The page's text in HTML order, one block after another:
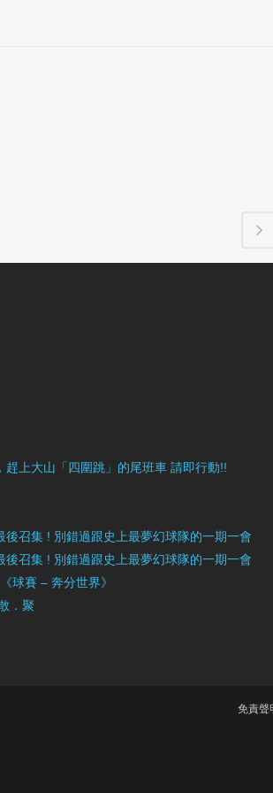
上大山「四圍跳」的尾班車 請即行動!!
召集 ! 別錯過跟史上最夢幻球隊的一期一會
召集 ! 別錯過跟史上最夢幻球隊的一期一會
球賽 – 奔分世界》
．聚
免責聲